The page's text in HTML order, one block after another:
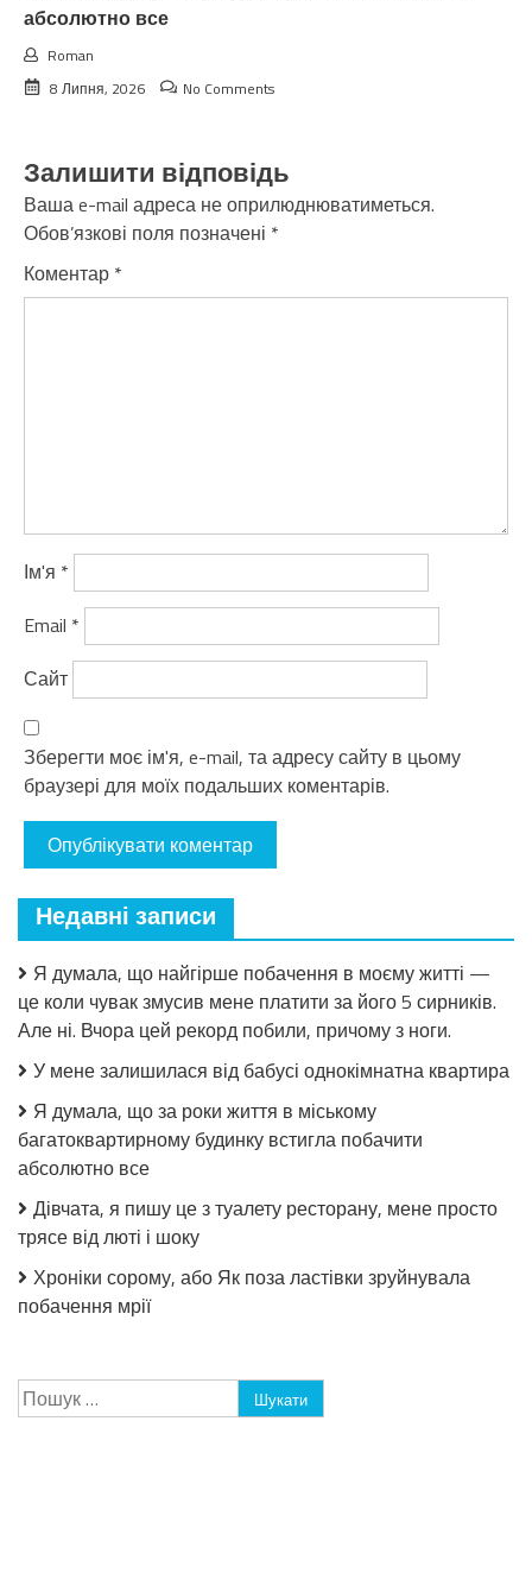
абсолютно все
Roman
8 Липня, 2026
No Comments
Залишити відповідь
Ваша e-mail адреса не оприлюднюватиметься.
Обов’язкові поля позначені *
Коментар *
Ім'я *
Email *
Сайт
Зберегти моє ім'я, e-mail, та адресу сайту в цьому
браузері для моїх подальших коментарів.
Недавні записи
Я думала, що найгірше побачення в моєму житті —
це коли чувак змусив мене платити за його 5 сирників.
Але ні. Вчора цей рекорд побили, причому з ноги.
У мене залишилася від бабусі однокімнатна квартира
Я думала, що за роки життя в міському
багатоквартирному будинку встигла побачити
абсолютно все
Дівчата, я пишу це з туалету ресторану, мене просто
трясе від люті і шоку
Хроніки сорому, або Як поза ластівки зруйнувала
побачення мрії
Пошук: